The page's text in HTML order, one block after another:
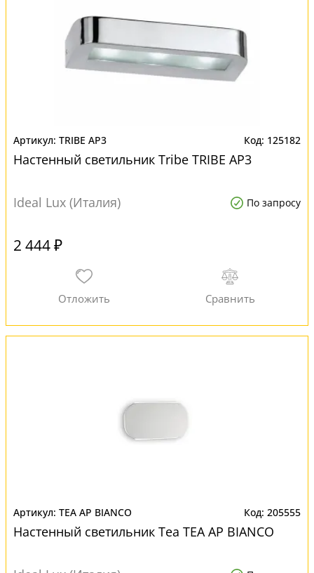
TRIBE AP3 125182
Настенный светильник Tribe TRIBE AP3
Ideal Lux (Италия) По запросу
2 444 ₽
TEA AP BIANCO 205555
Настенный светильник Tea TEA AP BIANCO